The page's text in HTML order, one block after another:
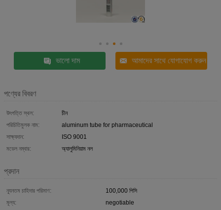
ভালো দাম আমাদের সাথে যোগাযোগ করুন
পণ্যের বিবরণ
উৎপত্তি স্থল:
চীন
পরিচিতিমুলক নাম:
aluminum tube for pharmaceutical
সাক্ষ্যদান:
ISO 9001
মডেল নম্বার:
অ্যালুমিনিয়াম নল
প্রদান
ন্যূনতম চাহিদার পরিমাণ:
100,000 পিসি
মূল্য:
negotiable